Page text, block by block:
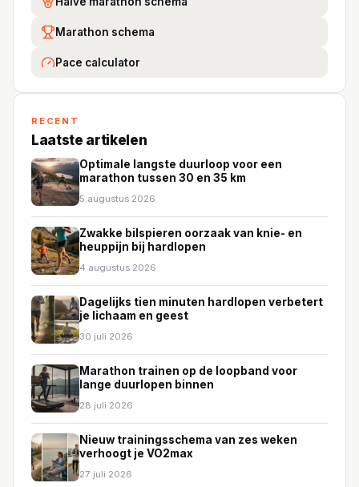
Marathon schema
Pace calculator
RECENT
Laatste artikelen
Optimale langste duurloop voor een
marathon tussen 30 en 35 km
5 augustus 2026
Zwakke bilspieren oorzaak van knie- en
heuppijn bij hardlopen
4 augustus 2026
Dagelijks tien minuten hardlopen verbetert
je lichaam en geest
30 juli 2026
Marathon trainen op de loopband voor
lange duurlopen binnen
28 juli 2026
Nieuw trainingsschema van zes weken
verhoogt je VO2max
27 juli 2026